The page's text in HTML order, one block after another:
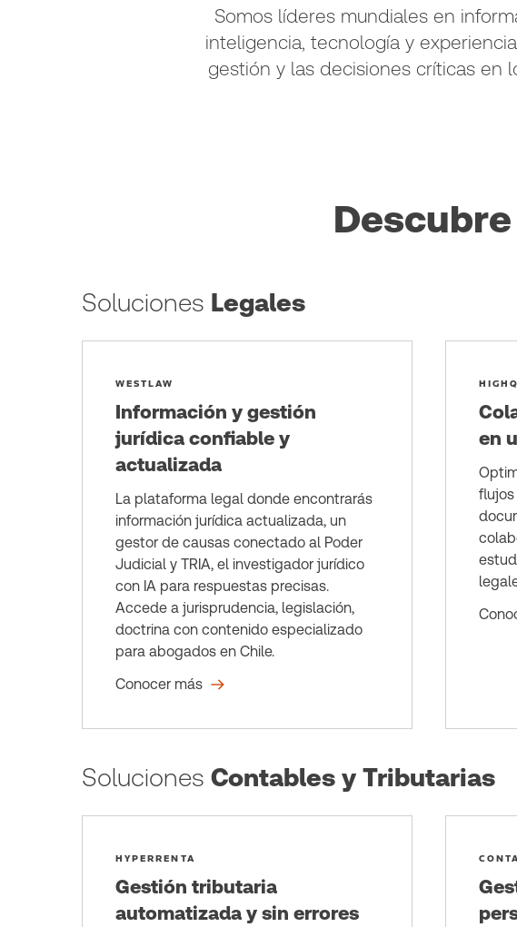
Somos líderes mundiales en
inteligencia, tecnología y
gestión y las decisiones críticas en
Soluciones Legales
WESTLAW
Información y gestión
jurídica confiable y
actualizada
La plataforma legal donde encontrarás
información jurídica actualizada, un
gestor de causas conectado al Poder
Judicial y TRIA, el investigador jurídico
con IA para respuestas precisas.
Accede a jurisprudencia, legislación,
doctrina con contenido especializado
para abogados en Chile.
Conocer más
HIGHQ
en
Soluciones Contables y Tributarias
HYPERRENTA
Gestión tributaria
automatizada y sin errores